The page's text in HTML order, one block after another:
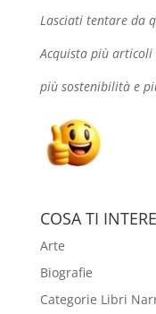
Lasciati tentare da
Acquista più articoli
più sostenibilità e
COSA TI
Arte
Biografie
Categorie Libri